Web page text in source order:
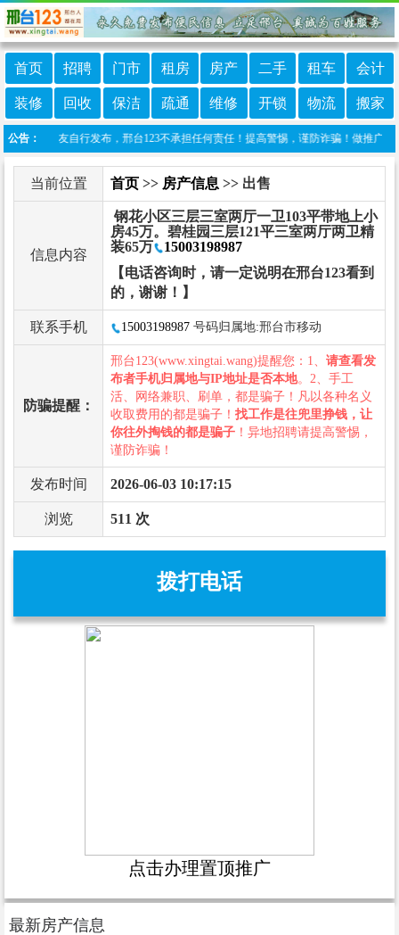
首页 招聘 门市 租房 房产 二手 租车 会计
装修 回收 保洁 疏通 维修 开锁 物流 搬家
公告：
信息由网友自行发布，邢台123不承担任何责任！提高警惕，谨防诈骗！做推广、
当前位置 首页 >> 房产信息 >> 出售
信息内容
钢花小区三层三室两厅一卫103平带地上小
房45万。碧桂园三层121平三室两厅两卫精
装65万
15003198987
【电话咨询时，请一定说明在邢台123看到
的，谢谢！】
联系手机 15003198987 号码归属地:邢台市移动
防骗提醒：
邢台123(www.xingtai.wang)提醒您：1、 请查看发
布者手机归属地与IP地址是否本地。2、手工
活、网络兼职、刷单，都是骗子！凡以各种名义
收取费用的都是骗子！ 找工作是往兜里挣钱，让
你往外掏钱的都是骗子 ！异地招聘请提高警惕，
谨防诈骗！
发布时间 2026-06-03 10:17:15
浏览 511 次
拨打电话
点击办理置顶推广
最新房产信息